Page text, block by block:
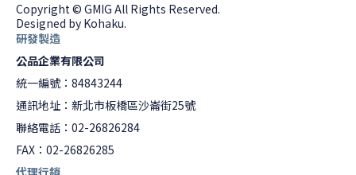
Copyright © GMIG All Rights Reserved.
Designed by Kohaku.
研發製造
公品企業有限公司
統一編號：84843244
通訊地址：新北市板橋區沙崙街25號
聯絡電話：02-26826284
FAX：02-26826285
代理行銷